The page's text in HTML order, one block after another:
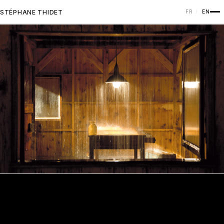
STÉPHANE THIDET FR EN